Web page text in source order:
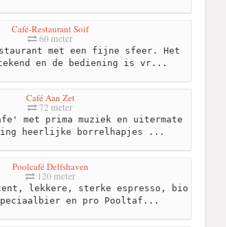
Café-Restaurant Soif
60 meter
met een fijne sfeer. Het
en de bediening is vr...
Café Aan Zet
72 meter
met prima muziek en uitermate
heerlijke borrelhapjes ...
Poolcafé Delfshaven
120 meter
lekkere, sterke espresso, bio
en pro Pooltaf...